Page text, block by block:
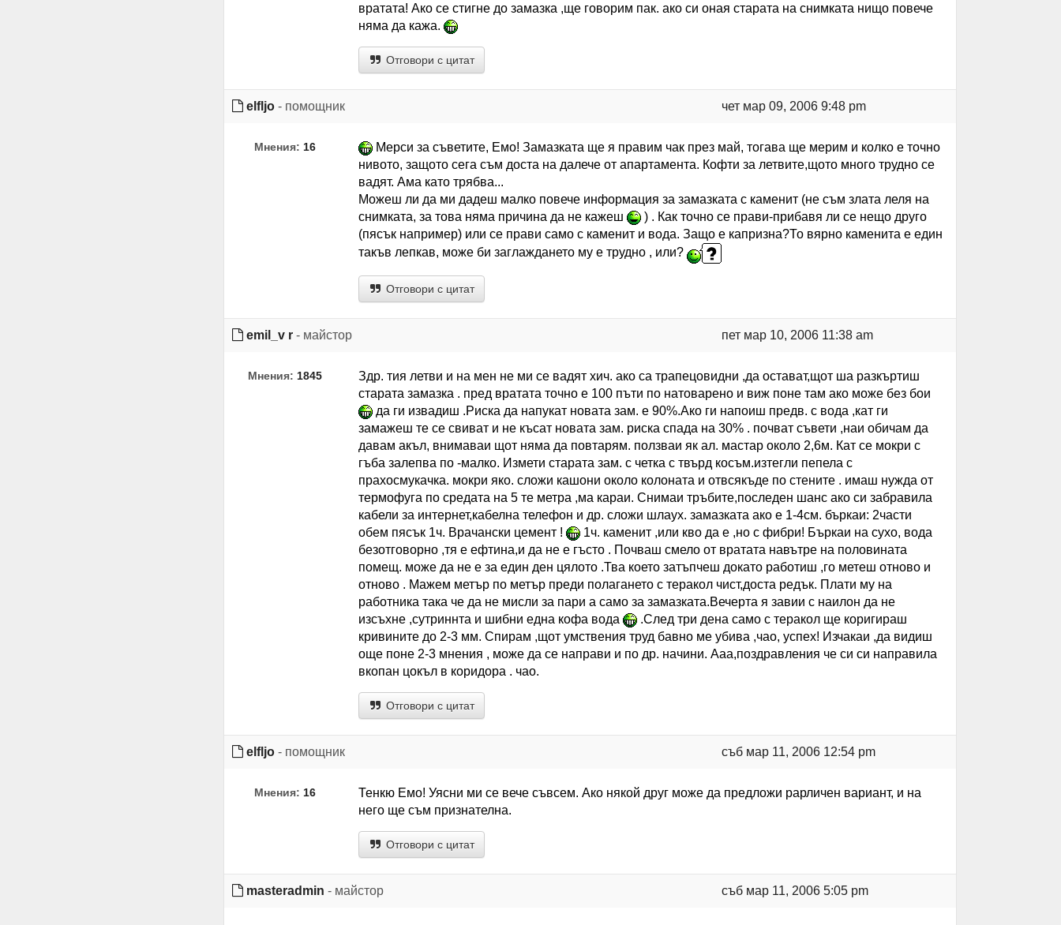
вратата! Ако се стигне до замазка ,ще говорим пак. ако си оная старата на снимката нищо повече
няма да кажа.
Отговори с цитат
elfljo - помощник чет мар 09, 2006 9:48 pm
Мнения: 16
Мерси за съветите, Емо! Замазката ще я правим чак през май, тогава ще мерим и колко е точно
нивото, защото сега съм доста на далече от апартамента. Кофти за летвите,щото много трудно се
вадят. Ама като трябва...
Можеш ли да ми дадеш малко повече информация за замазката с каменит (не съм злата леля на
снимката, за това няма причина да не кажеш
) . Как точно се прави-прибавя ли се нещо друго
(пясък например) или се прави само с каменит и вода. Защо е капризна?То вярно каменита е един
такъв лепкав, може би заглаждането му е трудно , или?
Отговори с цитат
emil_v r - майстор пет мар 10, 2006 11:38 am
Мнения: 1845
Здр. тия летви и на мен не ми се вадят хич. ако са трапецовидни ,да остават,щот ша разкъртиш
старата замазка . пред вратата точно е 100 пъти по натоварено и виж поне там ако може без бои
да ги извадиш .Риска да напукат новата зам. е 90%.Ако ги напоиш предв. с вода ,кат ги
замажеш те се свиват и не късат новата зам. риска спада на 30% . почват съвети ,наи обичам да
давам акъл, внимаваи щот няма да повтарям. ползваи як ал. мастар около 2,6м. Кат се мокри с
гъба залепва по -малко. Измети старата зам. с четка с твърд косъм.изтегли пепела с
прахосмукачка. мокри яко. сложи кашони около колоната и отвсякъде по стените . имаш нужда от
термофуга по средата на 5 те метра ,ма караи. Снимаи тръбите,последен шанс ако си забравила
кабели за интернет,кабелна телефон и др. сложи шлаух. замазката ако е 1-4см. бъркаи: 2части
обем пясък 1ч. Врачански цемент !
1ч. каменит ,или кво да е ,но с фибри! Бъркаи на сухо, вода
безотговорно ,тя е ефтина,и да не е гъсто . Почваш смело от вратата навътре на половината
помещ. може да не е за един ден цялото .Тва което затъпчеш докато работиш ,го метеш отново и
отново . Мажем метър по метър преди полагането с теракол чист,доста редък. Плати му на
работника така че да не мисли за пари а само за замазката.Вечерта я завии с наилон да не
изсъхне ,сутриннта и шибни една кофа вода
.След три дена само с теракол ще коригираш
кривините до 2-3 мм. Спирам ,щот умствения труд бавно ме убива ,чао, успех! Изчакаи ,да видиш
още поне 2-3 мнения , може да се направи и по др. начини. Ааа,поздравления че си си направила
вкопан цокъл в коридора . чао.
Отговори с цитат
elfljo - помощник съб мар 11, 2006 12:54 pm
Мнения: 16
Тенкю Емо! Уясни ми се вече съвсем. Ако някой друг може да предложи рарличен вариант, и на
него ще съм признателна.
Отговори с цитат
masteradmin - майстор съб мар 11, 2006 5:05 pm